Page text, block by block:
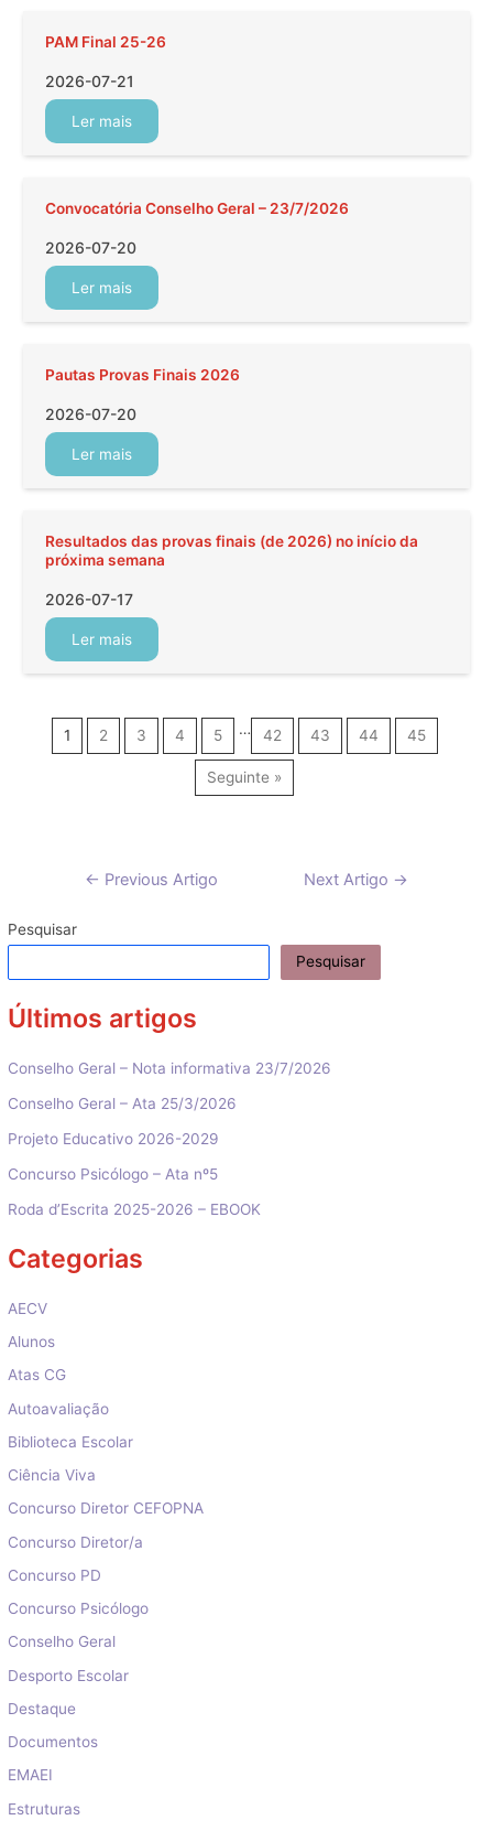
PAM Final 25-26
2026-07-21
Ler mais
Convocatória Conselho Geral – 23/7/2026
2026-07-20
Ler mais
Pautas Provas Finais 2026
2026-07-20
Ler mais
Resultados das provas finais (de 2026) no início da
próxima semana
2026-07-17
Ler mais
1 2 3 4 5 … 42 43 44 45
Seguinte »
Navegação
artigos
← Previous Artigo Next Artigo →
Pesquisar
Pesquisar
Últimos artigos
Conselho Geral – Nota informativa 23/7/2026
Conselho Geral – Ata 25/3/2026
Projeto Educativo 2026-2029
Concurso Psicólogo – Ata nº5
Roda d’Escrita 2025-2026 – EBOOK
Categorias
AECV
Alunos
Atas CG
Autoavaliação
Biblioteca Escolar
Ciência Viva
Concurso Diretor CEFOPNA
Concurso Diretor/a
Concurso PD
Concurso Psicólogo
Conselho Geral
Desporto Escolar
Destaque
Documentos
EMAEI
Estruturas